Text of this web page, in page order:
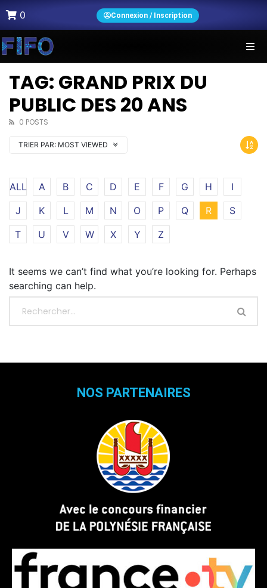
0 Connexion / Inscription
TAG: GRAND PRIX DU
PUBLIC DES 20 ANS
0 POSTS
TRIER PAR: MOST VIEWED
ALL A B C D E F G H
I
J
K L M N O P Q R
S
T
U V W X Y Z
It seems we can’t find what you’re looking for. Perhaps
searching can help.
NOS PARTENAIRES